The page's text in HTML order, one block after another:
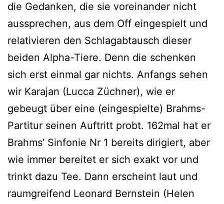
die Gedanken, die sie voreinander nicht
aussprechen, aus dem Off eingespielt und
relativieren den Schlagabtausch dieser
beiden Alpha-Tiere. Denn die schenken
sich erst einmal gar nichts. Anfangs sehen
wir Karajan (Lucca Züchner), wie er
gebeugt über eine (eingespielte) Brahms-
Partitur seinen Auftritt probt. 162mal hat er
Brahms’ Sinfonie Nr 1 bereits dirigiert, aber
wie immer bereitet er sich exakt vor und
trinkt dazu Tee. Dann erscheint laut und
raumgreifend Leonard Bernstein (Helen